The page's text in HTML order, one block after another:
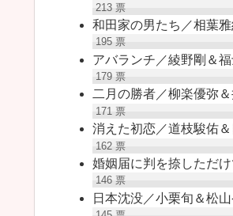
213票
和田家の男たち／相葉
195票
アバランチ／綾野剛＆
179票
二月の勝者／柳楽優弥
171票
消えた初恋／道枝駿佑
162票
婚姻届に判を捺しただ
146票
日本沈没／小栗旬＆松